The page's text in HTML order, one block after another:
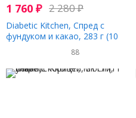
1 760 ₽ 2 280₽
Diabetic Kitchen, Спред с
фундуком и какао, 283 г (10
88